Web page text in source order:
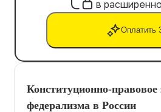
в
Оплатить
Конституционно-правовое
федерализма в России